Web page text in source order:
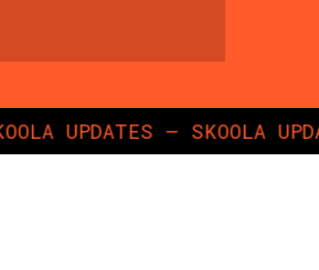
UPDATES — SKOOLA